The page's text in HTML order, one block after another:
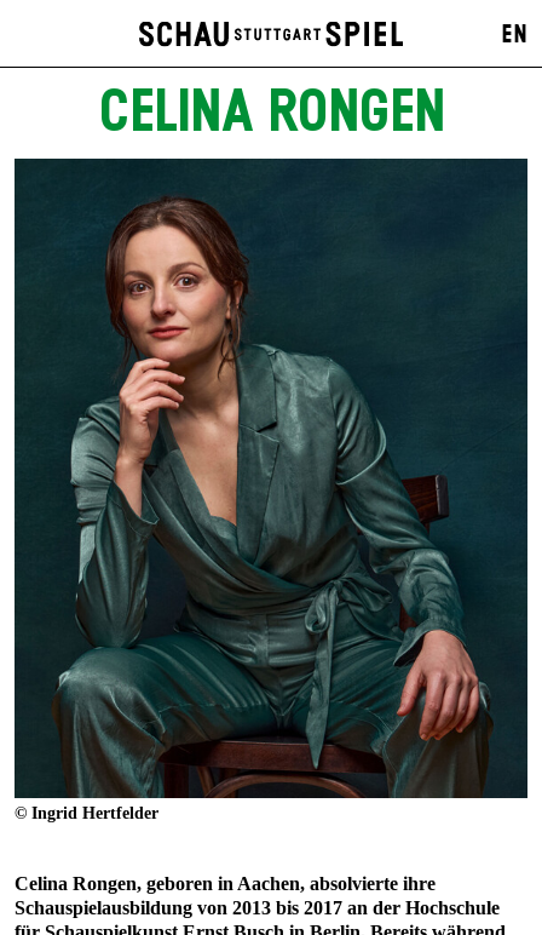
EN
CELINA RONGEN
© Ingrid Hertfelder
Celina Rongen, geboren in Aachen, absolvierte ihre
Schauspielausbildung von 2013 bis 2017 an der Hochschule